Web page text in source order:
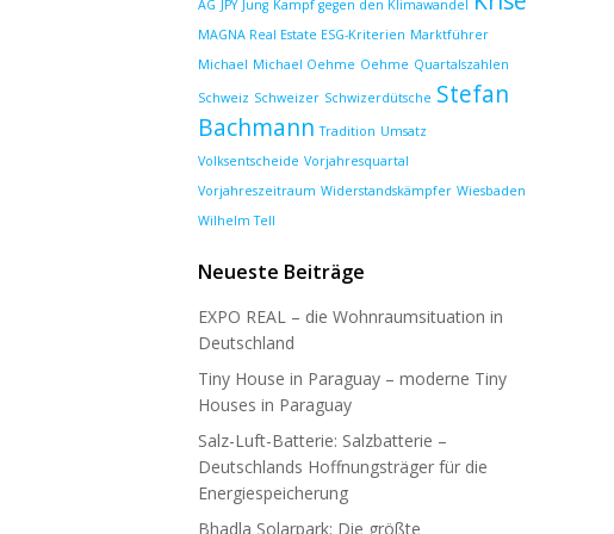
AG JPY Jung Kampf gegen den Klimawandel
MAGNA Real Estate ESG-Kriterien Marktführer
Michael Michael Oehme Oehme Quartalszahlen
Schweiz Schweizer Schwizerdütsche Stefan
Bachmann Tradition Umsatz
Volksentscheide Vorjahresquartal
Vorjahreszeitraum Widerstandskämpfer Wiesbaden
Wilhelm Tell
Neueste Beiträge
EXPO REAL – die Wohnraumsituation in
Deutschland
Tiny House in Paraguay – moderne Tiny
Houses in Paraguay
Salz-Luft-Batterie: Salzbatterie –
Deutschlands Hoffnungsträger für die
Energiespeicherung
Bhadla Solarpark: Die größte